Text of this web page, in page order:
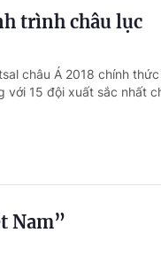
trình châu lục
châu Á 2018 chính
với 15 đội xuất sắc nhất
Nam”